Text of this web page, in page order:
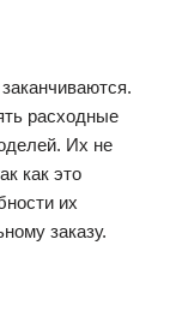
расходные
Их не
как это
их
заказу.